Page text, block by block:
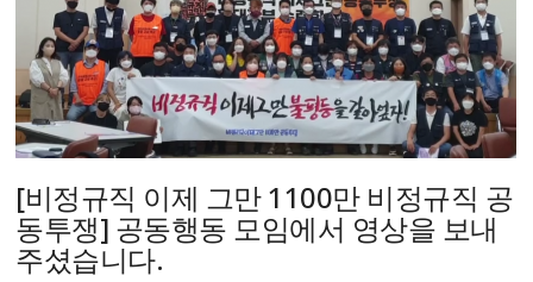
[비정규직 이제 그만 1100만 비정규직 공
동투쟁] 공동행동 모임에서 영상을 보내
주셨습니다.